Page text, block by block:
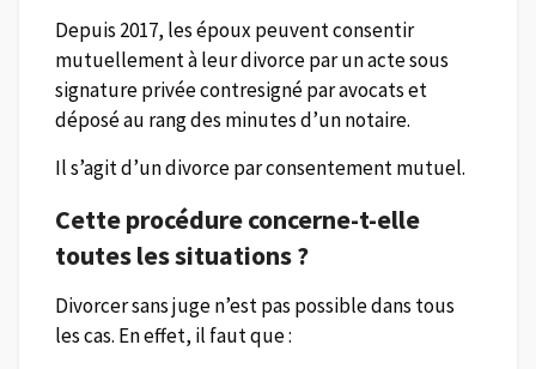
Depuis 2017, les époux peuvent consentir
mutuellement à leur divorce par un acte sous
signature privée contresigné par avocats et
déposé au rang des minutes d’un notaire.
Il s’agit d’un divorce par consentement mutuel.
Cette procédure concerne-t-elle
toutes les situations ?
Divorcer sans juge n’est pas possible dans tous
les cas. En effet, il faut que :